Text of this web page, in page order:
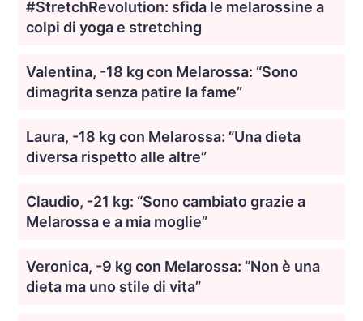
#StretchRevolution: sfida le melarossine a
colpi di yoga e stretching
Valentina, -18 kg con Melarossa: “Sono
dimagrita senza patire la fame”
Laura, -18 kg con Melarossa: “Una dieta
diversa rispetto alle altre”
Claudio, -21 kg: “Sono cambiato grazie a
Melarossa e a mia moglie”
Veronica, -9 kg con Melarossa: “Non è una
dieta ma uno stile di vita”